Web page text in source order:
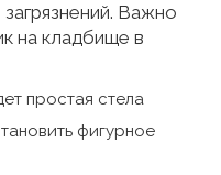
Важно
на кладбище в
простая стела
фигурное